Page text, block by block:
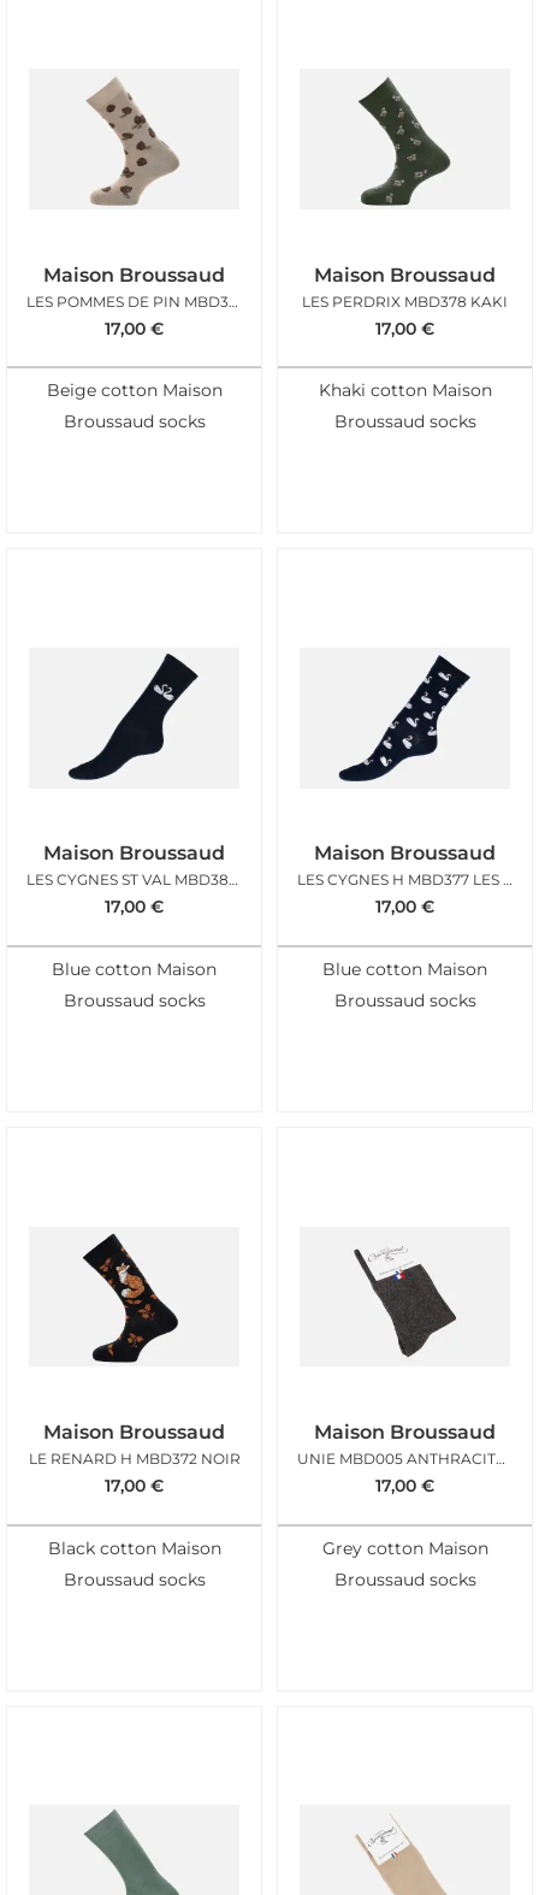
Maison Broussaud
LES POMMES DE PIN MBD376 BEIGE
17,00 €
Beige cotton Maison
Broussaud socks
Maison Broussaud
LES PERDRIX MBD378 KAKI
17,00 €
Khaki cotton Maison
Broussaud socks
Maison Broussaud
LES CYGNES ST VAL MBD383 MARINE H
17,00 €
Blue cotton Maison
Broussaud socks
Maison Broussaud
LES CYGNES H MBD377 LES CYGNES
17,00 €
Blue cotton Maison
Broussaud socks
Maison Broussaud
LE RENARD H MBD372 NOIR
17,00 €
Black cotton Maison
Broussaud socks
Maison Broussaud
UNIE MBD005 ANTHRACITE DRAPEAU
17,00 €
Grey cotton Maison
Broussaud socks